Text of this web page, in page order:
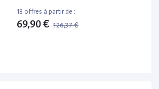
18 offres à partir de :
69,90 € 126,37 €